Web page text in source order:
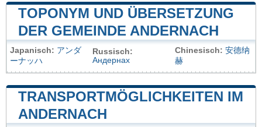
TOPONYM UND ÜBERSETZUNG
DER GEMEINDE ANDERNACH
Japanisch: アンダ
ーナッハ
Russisch:
Андернах
Chinesisch: 安德纳
赫
TRANSPORTMÖGLICHKEITEN IM
ANDERNACH